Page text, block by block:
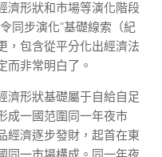
濟形狀和市場等演化階段
同步演化”基礎線索（紀
，包含從平分化出經濟法
而非常明白了。
濟形狀基礎屬于自給自足
成一國范圍同一年夜市
經濟逐步發財，起首在東